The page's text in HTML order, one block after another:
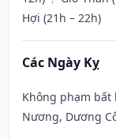
Hợi (21h – 22h)
Các Ngày Kỵ
Không phạm bất
Nương, Dương